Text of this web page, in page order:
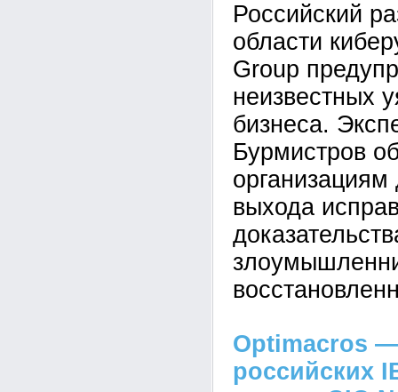
Российский
области
Group
неизвестных
бизнеса.
Бурмистров
организациям
выхода
Optimacros —
российских